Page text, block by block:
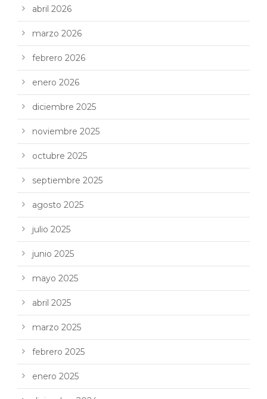
abril 2026
marzo 2026
febrero 2026
enero 2026
diciembre 2025
noviembre 2025
octubre 2025
septiembre 2025
agosto 2025
julio 2025
junio 2025
mayo 2025
abril 2025
marzo 2025
febrero 2025
enero 2025